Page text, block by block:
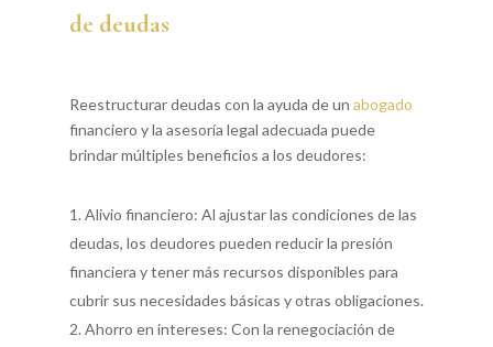
de deudas
Reestructurar deudas con la ayuda de un abogado
financiero y la asesoría legal adecuada puede
brindar múltiples beneficios a los deudores:
Alivio financiero: Al ajustar las condiciones de las
deudas, los deudores pueden reducir la presión
financiera y tener más recursos disponibles para
cubrir sus necesidades básicas y otras obligaciones.
Ahorro en intereses: Con la renegociación de